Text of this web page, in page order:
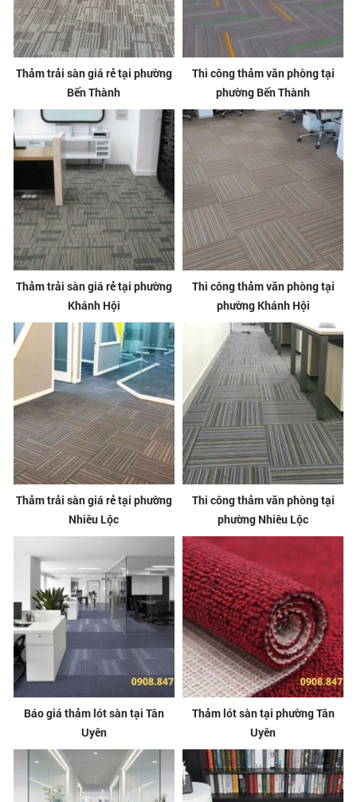
Thảm trải sàn giá rẻ tại phường
Bến Thành
Thi công thảm văn phòng tại
phường Bến Thành
Thảm trải sàn giá rẻ tại phường
Khánh Hội
Thi công thảm văn phòng tại
phường Khánh Hội
Thảm trải sàn giá rẻ tại phường
Nhiêu Lộc
Thi công thảm văn phòng tại
phường Nhiêu Lộc
Báo giá thảm lót sàn tại Tân
Uyên
Thảm lót sàn tại phường Tân
Uyên